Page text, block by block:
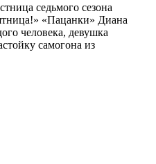
седьмого сезона
«Пацанки» Диана
человека, девушка
самогона из